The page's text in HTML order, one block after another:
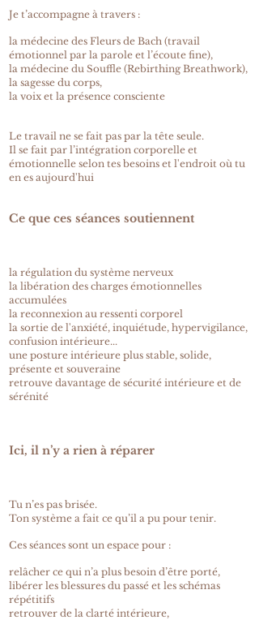
Je t’accompagne à travers :
la médecine des Fleurs de Bach (travail
émotionnel par la parole et l’écoute fine),
la médecine du Souffle (Rebirthing Breathwork),
la sagesse du corps,
la voix et la présence consciente
Le travail ne se fait pas par la tête seule.
Il se fait par l’intégration corporelle et
émotionnelle selon tes besoins et l'endroit où tu
en es aujourd'hui
Ce que ces séances soutiennent
la régulation du système nerveux
la libération des charges émotionnelles
accumulées
la reconnexion au ressenti corporel
la sortie de l'anxiété, inquiétude, hypervigilance,
confusion intérieure...
une posture intérieure plus stable, solide,
présente et souveraine
retrouve davantage de sécurité intérieure et de
sérénité
Ici, il n’y a rien à réparer
Tu n’es pas brisée.
Ton système a fait ce qu’il a pu pour tenir.
Ces séances sont un espace pour :
relâcher ce qui n’a plus besoin d’être porté,
libérer les blessures du passé et les schémas
répétitifs
retrouver de la clarté intérieure,